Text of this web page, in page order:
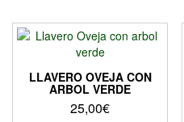
desde
40,00€
45,00€
tiene
múltiples
variantes.
Las
opciones
se
LLAVERO OVEJA CON
ARBOL VERDE
25,00€